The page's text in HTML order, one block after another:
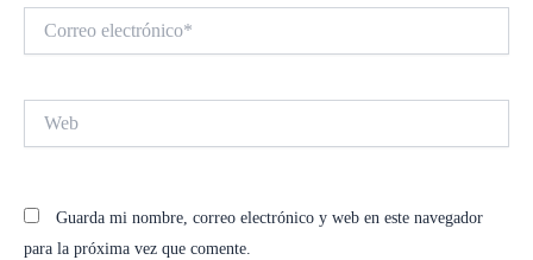
electrónico*
Guarda mi nombre, correo electrónico y web en este navegador
para la próxima vez que comente.